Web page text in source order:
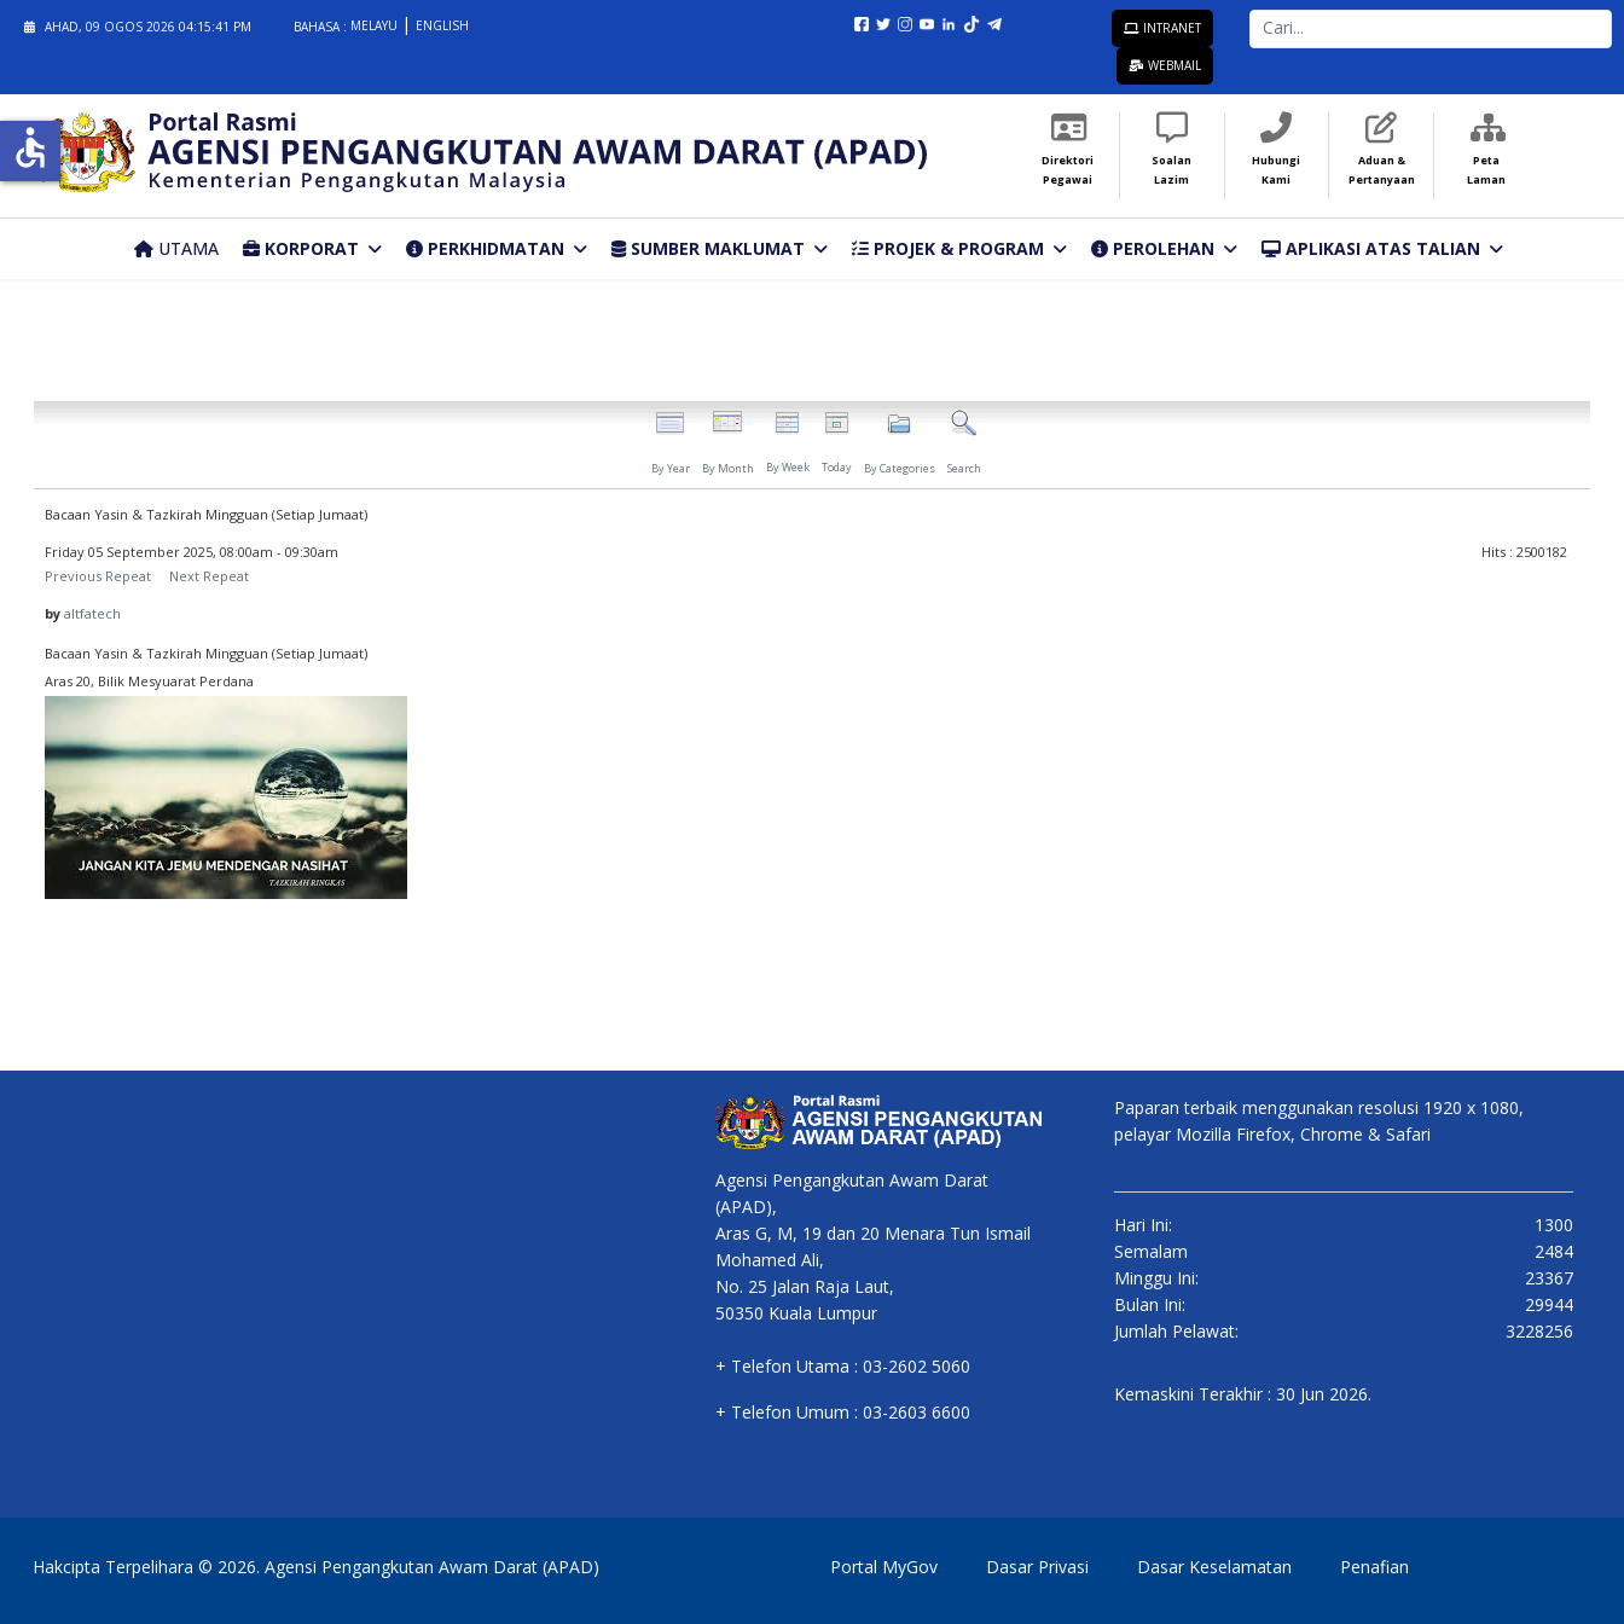
AHAD, 09 OGOS 2026 04:15:41 PM BAHASA : MELAYU ENGLISH INTRANET
WEBMAIL
CARI...
Direktori
Pegawai
Soalan
Lazim
Hubungi
Kami
Aduan &
Pertanyaan
Peta
Laman
UTAMA KORPORAT PERKHIDMATAN SUMBER MAKLUMAT PROJEK & PROGRAM PEROLEHAN APLIKASI ATAS TALIAN
By Year By Month By Week Today By Categories Search
Bacaan Yasin & Tazkirah Mingguan (Setiap Jumaat)
Friday 05 September 2025, 08:00am - 09:30am
Previous Repeat
Next Repeat
Hits : 2500182
by altfatech
Bacaan Yasin & Tazkirah Mingguan (Setiap Jumaat)
Aras 20, Bilik Mesyuarat Perdana
Agensi Pengangkutan Awam Darat
(APAD),
Aras G, M, 19 dan 20 Menara Tun Ismail
Mohamed Ali,
No. 25 Jalan Raja Laut,
50350 Kuala Lumpur
+ Telefon Utama : 03-2602 5060
+ Telefon Umum : 03-2603 6600
Paparan terbaik menggunakan resolusi 1920 x 1080,
pelayar Mozilla Firefox, Chrome & Safari
Hari Ini:
1300
Semalam
2484
Minggu Ini:
23367
Bulan Ini:
29944
Jumlah Pelawat:
3228256
Kemaskini Terakhir : 30 Jun 2026.
Hakcipta Terpelihara © 2026. Agensi Pengangkutan Awam Darat (APAD) Portal MyGov Dasar Privasi Dasar Keselamatan Penafian
accessible